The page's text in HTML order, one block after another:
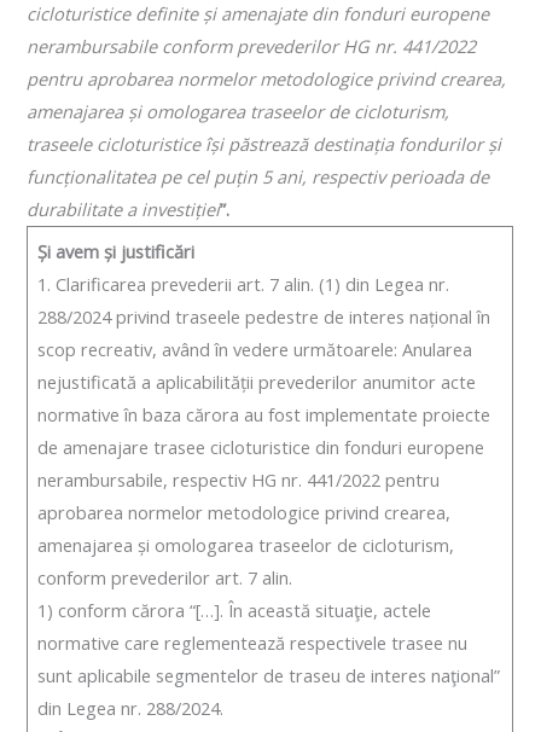
cicloturistice definite și amenajate din fonduri europene
nerambursabile conform prevederilor HG nr. 441/2022
pentru aprobarea normelor metodologice privind crearea,
amenajarea și omologarea traseelor de cicloturism,
traseele cicloturistice își păstrează destinația fondurilor și
funcționalitatea pe cel puțin 5 ani, respectiv perioada de
durabilitate a investiției”.
Și avem și justificări
1. Clarificarea prevederii art. 7 alin. (1) din Legea nr.
288/2024 privind traseele pedestre de interes național în
scop recreativ, având în vedere următoarele: Anularea
nejustificată a aplicabilității prevederilor anumitor acte
normative în baza cărora au fost implementate proiecte
de amenajare trasee cicloturistice din fonduri europene
nerambursabile, respectiv HG nr. 441/2022 pentru
aprobarea normelor metodologice privind crearea,
amenajarea și omologarea traseelor de cicloturism,
conform prevederilor art. 7 alin.
1) conform cărora “[…]. În această situaţie, actele
normative care reglementează respectivele trasee nu
sunt aplicabile segmentelor de traseu de interes naţional”
din Legea nr. 288/2024.